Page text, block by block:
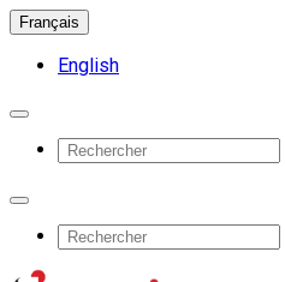
Français
English